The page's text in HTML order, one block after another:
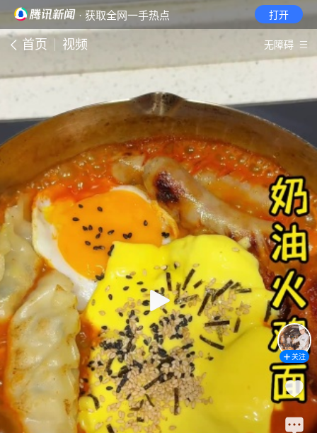
· 获取全网一手热点 打开
首页 视频 无障碍
关注